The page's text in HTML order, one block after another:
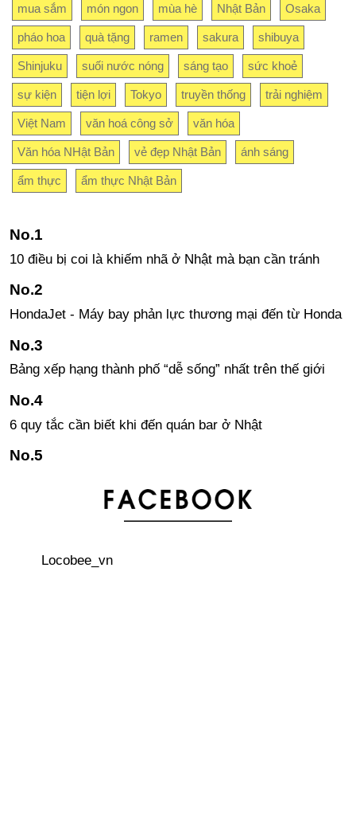
mua sắm món ngon mùa hè Nhật Bản Osaka
pháo hoa quà tặng ramen sakura shibuya
Shinjuku suối nước nóng sáng tạo sức khoẻ
sự kiện tiện lợi Tokyo truyền thống trải nghiệm
Việt Nam văn hoá công sở văn hóa
Văn hóa NHật Bản vẻ đẹp Nhật Bản ánh sáng
ẩm thực ẩm thực Nhật Bản
10 điều bị coi là khiếm nhã ở Nhật mà bạn cần tránh
HondaJet - Máy bay phản lực thương mại đến từ Honda
Bảng xếp hạng thành phố “dễ sống” nhất trên thế giới
6 quy tắc cần biết khi đến quán bar ở Nhật
khăn, khủng hoảng
Áo khoác Sukajan – phong cách đường phố của giới trẻ
Locobee_vn